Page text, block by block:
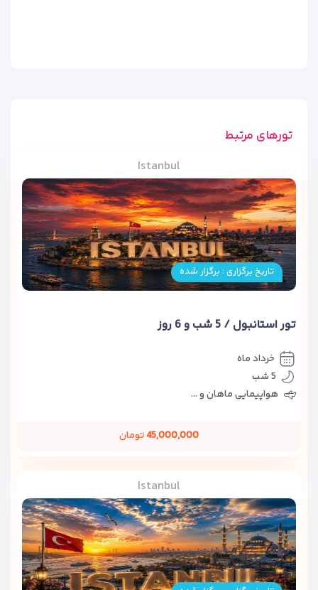
تورهای مرتبط
Istanbul
تاریخ برگزاری : برگزار شده
تور استانبول / 5 شب و 6 روز
خرداد ماه
5 شب
هواپیمایی ماهان و ...
45,000,000تومان
Istanbul